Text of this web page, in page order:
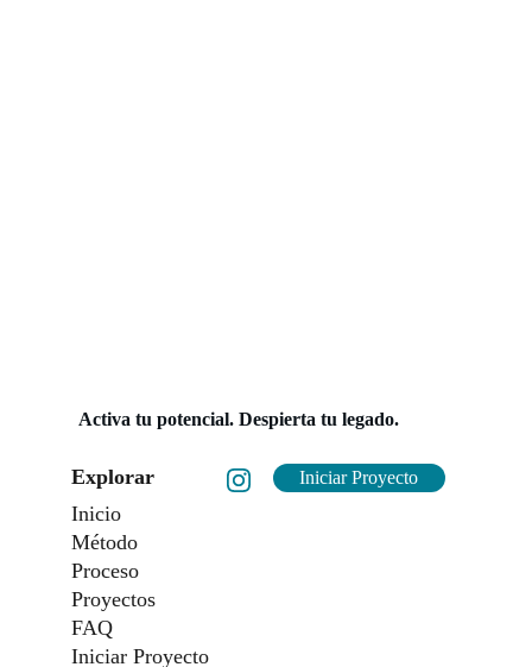
Activa tu potencial. Despierta tu legado.
Iniciar Proyecto
Inicio
Método
Proceso
Proyectos
FAQ
Iniciar Proyecto
Explorar